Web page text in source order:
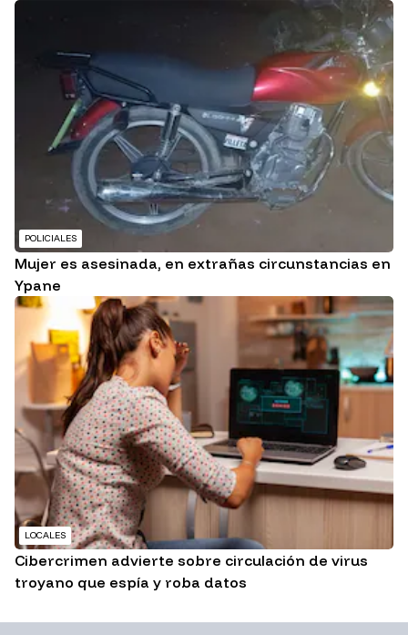
POLICIALES
Mujer es asesinada, en extrañas circunstancias en
Ypane
LOCALES
Cibercrimen advierte sobre circulación de virus
troyano que espía y roba datos